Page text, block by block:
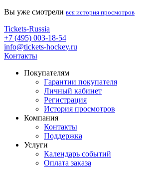
Вы уже смотрели вся история просмотров
Tickets-Russia
+7 (495) 003-18-54
info@tickets-hockey.ru
Контакты
Покупателям
Гарантии покупателя
Личный кабинет
Регистрация
История просмотров
Компания
Контакты
Поддержка
Услуги
Календарь событий
Оплата заказа